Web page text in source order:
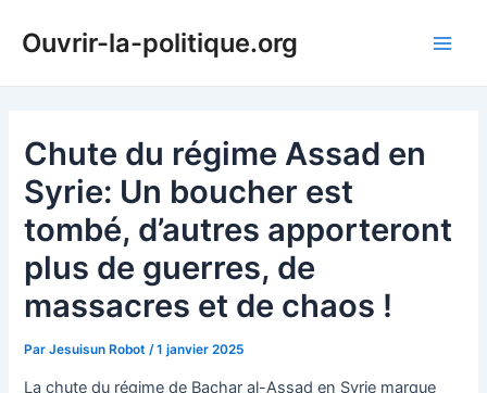
Ouvrir-la-politique.org
Chute du régime Assad en
Syrie: Un boucher est
tombé, d’autres apporteront
plus de guerres, de
massacres et de chaos !
ParJesuisun Robot /1 janvier 2025
La chute du régime de Bachar al-Assad en Syrie marque